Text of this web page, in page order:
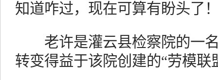
知道咋过，现在可算有盼头了
老许是灌云县检察院的一名
转变得益于该院创建的“劳模